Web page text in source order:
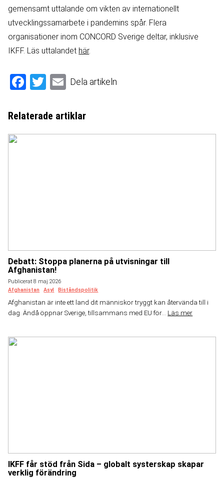
gemensamt uttalande om vikten av internationellt
utvecklingssamarbete i pandemins spår. Flera
organisationer inom CONCORD Sverige deltar, inklusive
IKFF. Läs uttalandet här.
Facebook
TwitterEmail
Dela artikeln
Relaterade artiklar
Debatt: Stoppa planerna på utvisningar till
Afghanistan!
Publicerat 8 maj 2026
Afghanistan
Asyl Biståndspolitik
Afghanistan är inte ett land dit människor tryggt kan återvända till i
dag. Ändå öppnar Sverige, tillsammans med EU för... Läs mer
IKFF får stöd från Sida – globalt systerskap skapar
verklig förändring